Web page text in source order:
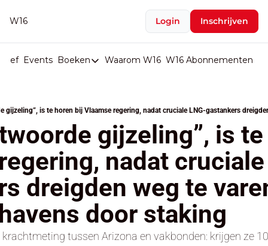
W16 Login Inschrijven
Events Boeken
Boeken
Boeken
Stop de Persen
Het Merk België
De Doodgravers van België
Bpost Hold-up
Waarom W16 W16 Abonnementen
gijzeling”, is
nadat
dreigden weg te
door staking
tussen Arizona en vakbonden: krijgen ze